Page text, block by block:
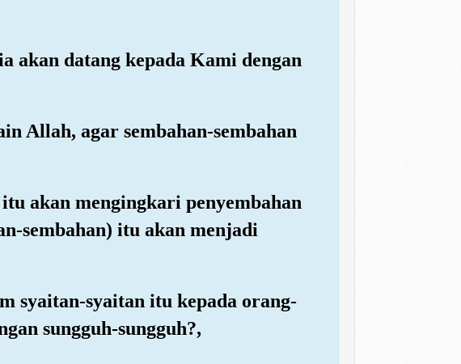
akan datang kepada Kami dengan
Allah, agar sembahan-sembahan
akan mengingkari penyembahan
sembahan) itu akan menjadi
syaitan-syaitan itu kepada orang-
sungguh-sungguh?,